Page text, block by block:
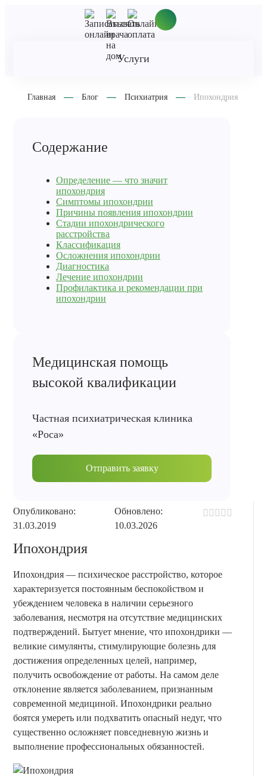
Услуги
Главная Блог Психиатрия Ипохондрия
Опубликовано:
31.03.2019
Обновлено:
10.03.2026
Ипохондрия
Ипохондрия — психическое расстройство, которое
характеризуется постоянным беспокойством и
убеждением человека в наличии серьезного
заболевания, несмотря на отсутствие медицинских
подтверждений. Бытует мнение, что ипохондрики —
великие симулянты, стимулирующие болезнь для
достижения определенных целей, например,
получить освобождение от работы. На самом деле
отклонение является заболеванием, признанным
современной медициной. Ипохондрики реально
боятся умереть или подхватить опасный недуг, что
существенно осложняет повседневную жизнь и
выполнение профессиональных обязанностей.
Содержание
Определение — что значит
ипохондрия
Симптомы ипохондрии
Причины появления ипохондрии
Стадии ипохондрического
расстройства
Классификация
Осложнения ипохондрии
Диагностика
Лечение ипохондрии
Профилактика и рекомендации при
ипохондрии
Медицинская помощь
высокой квалификации
Частная психиатрическая клиника
«Роса»
Отправить заявку